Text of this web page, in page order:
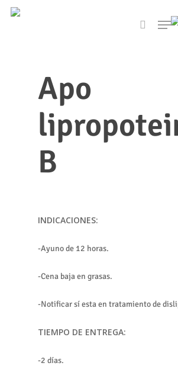
Skip
search
Apo
B
INDICACIONES:
-Ayuno de 12 horas.
-Cena baja en grasas.
-Notificar sí esta en tratamiento de
TIEMPO DE ENTREGA:
-2 días.